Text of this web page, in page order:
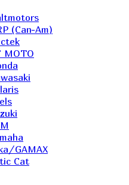
(Can-Am)
MOTO
GAMAX
Cat